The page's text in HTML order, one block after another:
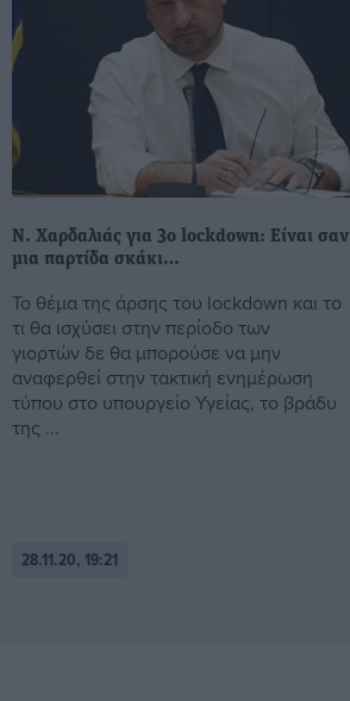
Ν. Χαρδαλιάς για 3ο lockdown: Είναι σαν
μια παρτίδα σκάκι…
Το θέμα της άρσης του lockdown και το
τι θα ισχύσει στην περίοδο των
γιορτών δε θα μπορούσε να μην
αναφερθεί στην τακτική ενημέρωση
τύπου στο υπουργείο Υγείας, το βράδυ
της ...
28.11.20, 19:21